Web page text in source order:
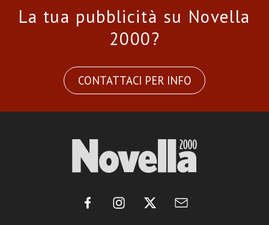
La tua pubblicità su Novella
2000?
CONTATTACI PER INFO